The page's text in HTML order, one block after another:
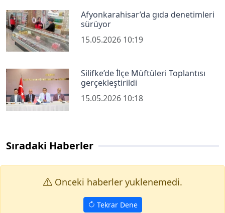
Afyonkarahisar’da gıda denetimleri
sürüyor
15.05.2026 10:19
Silifke’de İlçe Müftüleri Toplantısı
gerçekleştirildi
15.05.2026 10:18
Sıradaki Haberler
Onceki haberler yuklenemedi.
Tekrar Dene